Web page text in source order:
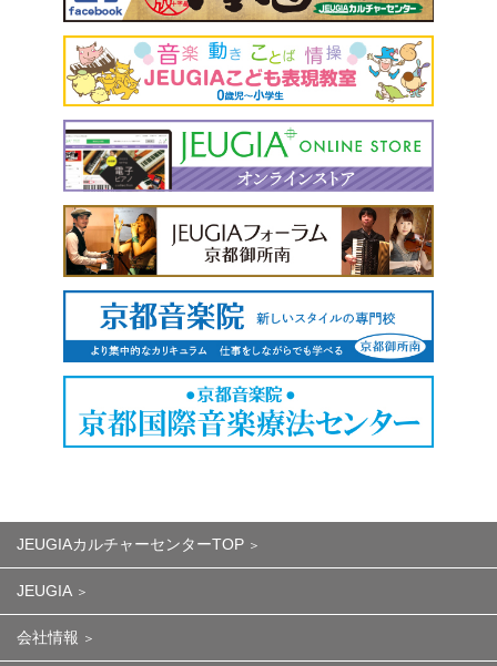
JEUGIAカルチャーセンターTOP
JEUGIA
会社情報